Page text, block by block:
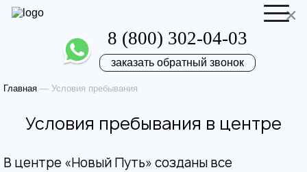
8 (800) 302-04-03
заказать обратный звонок
Главная — Условия пребывания
Условия пребывания в центре
В центре «Новый Путь» созданы все
×